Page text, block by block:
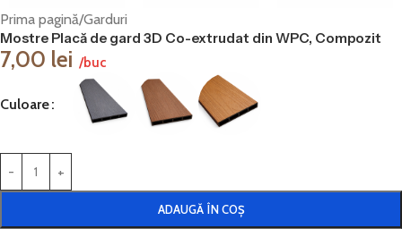
Prima pagină/Garduri
Mostre Placă de gard 3D Co-extrudat din WPC, Compozit
7,00 lei /buc
Culoare
ADAUGĂ ÎN COȘ